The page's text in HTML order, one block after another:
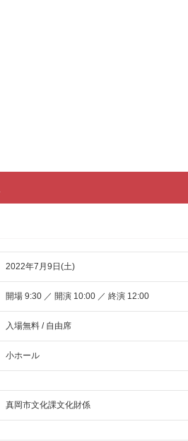
2022年7月9日(土)
開場 9:30 ／ 開演 10:00 ／ 終演 12:00
入場無料 / 自由席
小ホール
真岡市文化課文化財係